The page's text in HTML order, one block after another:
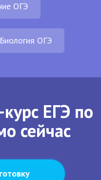
ОГЭ
Биология ОГЭ
ЕГЭ по
сейчас